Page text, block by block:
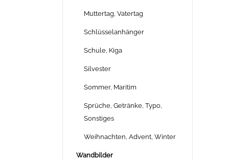
Muttertag, Vatertag
Schlüsselanhänger
Schule, Kiga
Silvester
Sommer, Maritim
Sprüche, Getränke, Typo,
Sonstiges
Weihnachten, Advent, Winter
Wandbilder